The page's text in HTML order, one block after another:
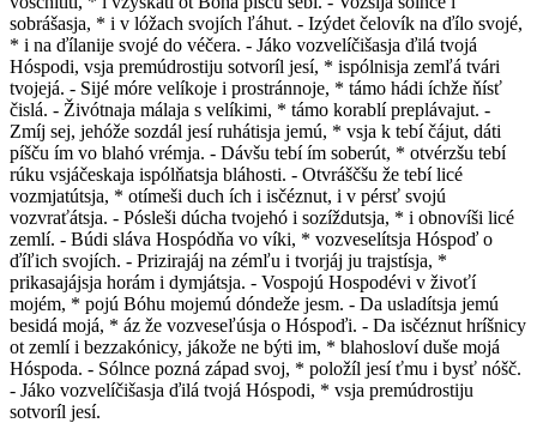
sobrášasja, * i v lóžach svojích ľáhut. - Izýdet čelovík na ďílo svojé,
* i na ďílanije svojé do véčera. - Jáko vozvelíčišasja ďilá tvojá
Hóspodi, vsja premúdrostiju sotvoríl jesí, * ispólnisja zemľá tvári
tvojejá. - Sijé móre velíkoje i prostránnoje, * támo hádi íchže ňísť
čislá. - Živótnaja málaja s velíkimi, * támo korablí preplávajut. -
Zmíj sej, jehóže sozdál jesí ruhátisja jemú, * vsja k tebí čájut, dáti
píšču ím vo blahó vrémja. - Dávšu tebí ím soberút, * otvérzšu tebí
rúku vsjáčeskaja ispólňatsja bláhosti. - Otvráščšu že tebí licé
vozmjatútsja, * otímeši duch ích i isčéznut, i v pérsť svojú
vozvraťátsja. - Pósleši dúcha tvojehó i sozíždutsja, * i obnovíši licé
zemlí. - Búdi sláva Hospódňa vo víki, * vozveselítsja Hóspoď o
ďíľich svojích. - Prizirajáj na zémľu i tvorjáj ju trajstísja, *
prikasajájsja horám i dymjátsja. - Vospojú Hospodévi v živoťí
mojém, * pojú Bóhu mojemú dóndeže jesm. - Da usladítsja jemú
besidá mojá, * áz že vozveseľúsja o Hóspoďi. - Da isčéznut hríšnicy
ot zemlí i bezzakónicy, jákože ne býti im, * blahosloví duše mojá
Hóspoda. - Sólnce pozná západ svoj, * položíl jesí ťmu i bysť nóšč.
- Jáko vozvelíčišasja ďilá tvojá Hóspodi, * vsja premúdrostiju
sotvoríl jesí.